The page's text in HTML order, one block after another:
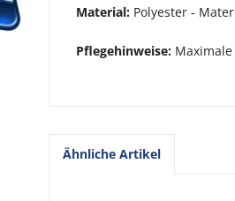
Material: Polyester -
Pflegehinweise:
Ähnliche Artikel